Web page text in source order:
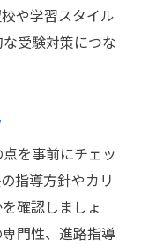
や学習スタイル
受験対策につな
を事前にチェッ
指導方針やカリ
確認しましょ
門性、進路指導